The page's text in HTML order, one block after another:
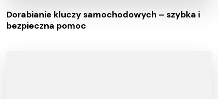
Dorabianie kluczy samochodowych – szybka i
bezpieczna pomoc